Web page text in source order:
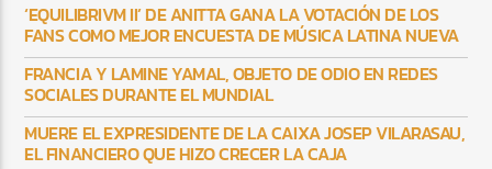
‘EQUILIBRIVM II’ DE ANITTA GANA LA VOTACIÓN DE LOS
FANS COMO MEJOR ENCUESTA DE MÚSICA LATINA NUEVA
FRANCIA Y LAMINE YAMAL, OBJETO DE ODIO EN REDES
SOCIALES DURANTE EL MUNDIAL
MUERE EL EXPRESIDENTE DE LA CAIXA JOSEP VILARASAU,
EL FINANCIERO QUE HIZO CRECER LA CAJA